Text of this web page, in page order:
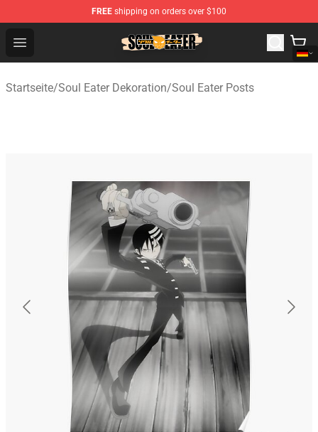
FREE shipping on orders over $100
Open menu
Soul Eater Store - Official Soul Eater Merchandise Shop
Startseite/Soul Eater Dekoration/Soul Eater Posts